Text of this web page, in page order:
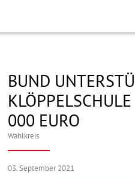
BUND
000 EURO
Wahlkreis
03. September 2021